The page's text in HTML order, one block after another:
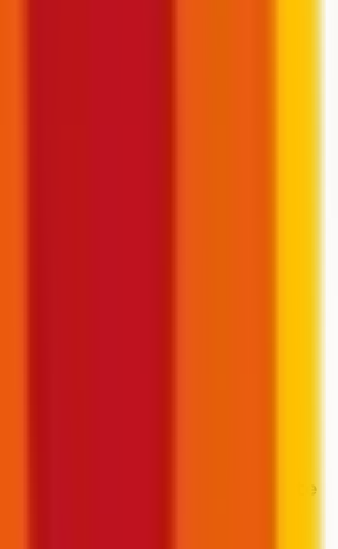
si tu as tes chances dans cette